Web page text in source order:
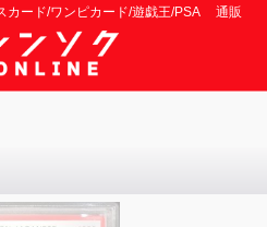
カード/ワンピカード/遊戯王/PSA 通販